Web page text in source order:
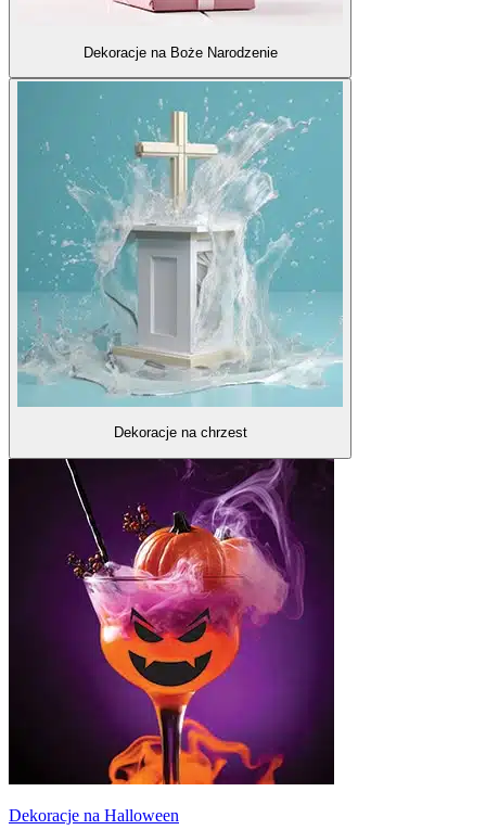
Dekoracje na Boże Narodzenie
Dekoracje na chrzest
Dekoracje na Halloween